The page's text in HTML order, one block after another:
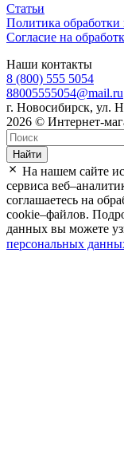
Статьи
Политика
Согласие на
Наши контакты
8 (800) 555 5054
88005555054@mail.ru
г. Новосибирск, ул.
2026 © Интернет-
Найти
На нашем сайте
сервиса
соглашаетесь на
cookie–файлов.
данных вы можете
персональных